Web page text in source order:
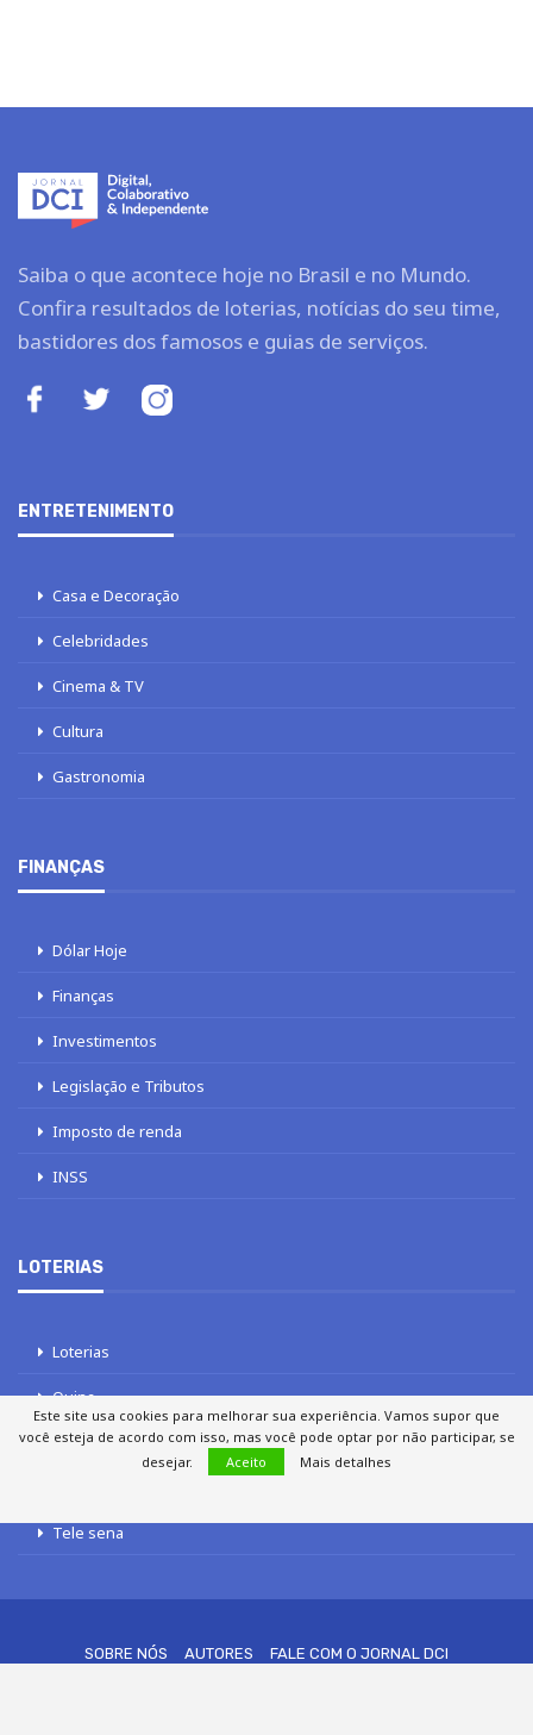
Saiba o que acontece hoje no Brasil e no Mundo.
Confira resultados de loterias, notícias do seu time,
bastidores dos famosos e guias de serviços.
ENTRETENIMENTO
Casa e Decoração
Celebridades
Cinema & TV
Cultura
Gastronomia
FINANÇAS
Dólar Hoje
Finanças
Investimentos
Legislação e Tributos
Imposto de renda
INSS
LOTERIAS
Loterias
Quina
Lotofácil
Tele sena
SOBRE NÓS AUTORES
FALE COM O JORNAL DCI
Este site usa cookies para melhorar sua experiência. Vamos supor que
você esteja de acordo com isso, mas você pode optar por não participar, se
desejar.
Aceito Mais detalhes